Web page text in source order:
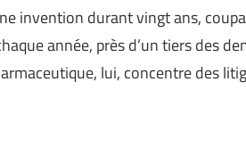
invention durant vingt ans,
année, près d’un tiers des
lui, concentre des